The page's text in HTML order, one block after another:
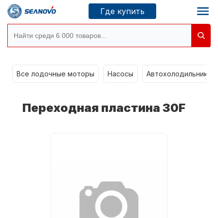
Где купить
Новосибирск
Где купить
Моторы SEANOVO
Все лодочные моторы Насосы Автохолодильники
Переходная пластина 30F